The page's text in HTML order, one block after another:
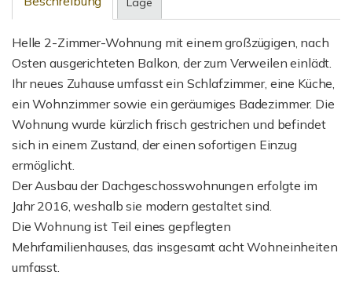
Helle 2-Zimmer-Wohnung mit einem großzügigen, nach
Osten ausgerichteten Balkon, der zum Verweilen einlädt.
Ihr neues Zuhause umfasst ein Schlafzimmer, eine Küche,
ein Wohnzimmer sowie ein geräumiges Badezimmer. Die
Wohnung wurde kürzlich frisch gestrichen und befindet
sich in einem Zustand, der einen sofortigen Einzug
ermöglicht.
Der Ausbau der Dachgeschosswohnungen erfolgte im
Jahr 2016, weshalb sie modern gestaltet sind.
Die Wohnung ist Teil eines gepflegten
Mehrfamilienhauses, das insgesamt acht Wohneinheiten
umfasst.